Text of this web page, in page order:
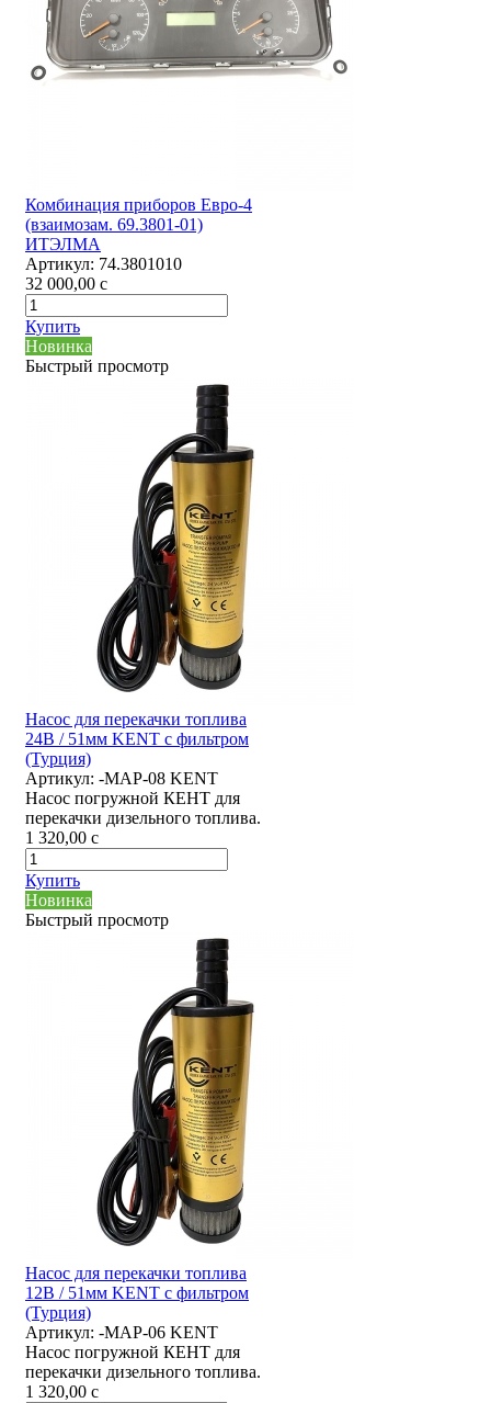
Комбинация приборов Евро-4
(взаимозам. 69.3801-01)
ИТЭЛМА
Артикул: 74.3801010
32 000,00 c
Купить
Новинка
Быстрый просмотр
Насос для перекачки топлива
24В / 51мм KENT с фильтром
(Турция)
Артикул: -MAP-08 KENT
Насос погружной КЕНТ для
перекачки дизельного топлива.
1 320,00 c
Купить
Новинка
Быстрый просмотр
Насос для перекачки топлива
12В / 51мм KENT с фильтром
(Турция)
Артикул: -MAP-06 KENT
Насос погружной КЕНТ для
перекачки дизельного топлива.
1 320,00 c